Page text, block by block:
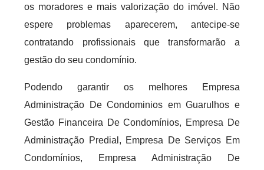
os moradores e mais valorização do imóvel. Não
espere problemas aparecerem, antecipe-se
contratando profissionais que transformarão a
gestão do seu condomínio.
Podendo garantir os melhores Empresa
Administração De Condominios em Guarulhos e
Gestão Financeira De Condomínios, Empresa De
Administração Predial, Empresa De Serviços Em
Condomínios, Empresa Administração De